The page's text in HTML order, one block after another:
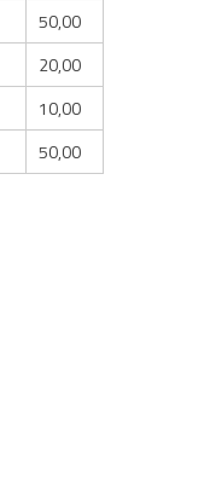
50,00
20,00
10,00
50,00